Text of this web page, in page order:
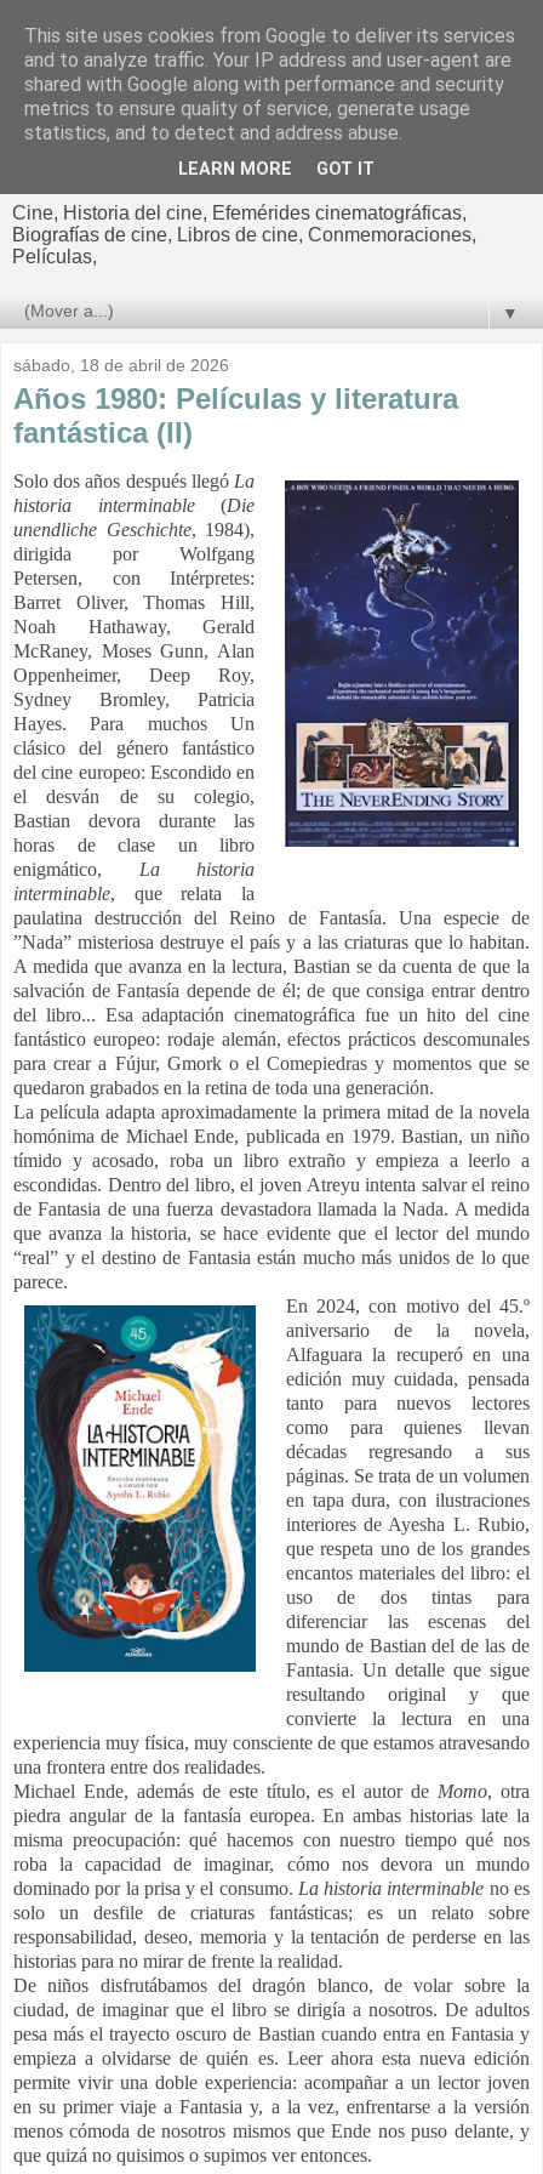
El cultural
cinematográfico de Jorge
Cine, Historia del cine, Efemérides cinematográficas,
Biografías de cine, Libros de cine, Conmemoraciones,
Películas,
▼
sábado, 18 de abril de 2026
Años 1980: Películas y literatura
fantástica (II)
Solo dos años después llegó La
historia interminable(Die
unendliche Geschichte, 1984),
dirigida por Wolfgang
Petersen, con Intérpretes:
Barret Oliver, Thomas Hill,
Noah Hathaway, Gerald
McRaney, Moses Gunn, Alan
Oppenheimer, Deep Roy,
Sydney Bromley, Patricia
Hayes. Para muchos Un
clásico del género fantástico
del cine europeo: Escondido en
el desván de su colegio,
Bastian devora durante las
horas de clase un libro
enigmático, La historia
interminable, que relata la
paulatina destrucción del Reino de Fantasía. Una especie de
”Nada” misteriosa destruye el país y a las criaturas que lo habitan.
A medida que avanza en la lectura, Bastian se da cuenta de que la
salvación de Fantasía depende de él; de que consiga entrar dentro
del libro... Esa adaptación cinematográfica fue un hito del cine
fantástico europeo: rodaje alemán, efectos prácticos descomunales
para crear a Fújur, Gmork o el Comepiedras y momentos que se
quedaron grabados en la retina de toda una generación.
La película adapta aproximadamente la primera mitad de la novela
homónima de Michael Ende, publicada en 1979. Bastian, un niño
tímido y acosado, roba un libro extraño y empieza a leerlo a
escondidas. Dentro del libro, el joven Atreyu intenta salvar el reino
de Fantasia de una fuerza devastadora llamada la Nada. A medida
que avanza la historia, se hace evidente que el lector del mundo
“real” y el destino de Fantasia están mucho más unidos de lo que
parece.
En 2024, con motivo del 45.º
aniversario de la novela,
Alfaguara la recuperó en una
edición muy cuidada, pensada
tanto para nuevos lectores
como para quienes llevan
décadas regresando a sus
páginas. Se trata de un volumen
en tapa dura, con ilustraciones
interiores de Ayesha L. Rubio,
que respeta uno de los grandes
encantos materiales del libro: el
uso de dos tintas para
diferenciar las escenas del
mundo de Bastian del de las de
Fantasia. Un detalle que sigue
resultando original y que
convierte la lectura en una
experiencia muy física, muy consciente de que estamos atravesando
una frontera entre dos realidades.
Michael Ende, además de este título, es el autor de Momo, otra
piedra angular de la fantasía europea. En ambas historias late la
misma preocupación: qué hacemos con nuestro tiempo qué nos
roba la capacidad de imaginar, cómo nos devora un mundo
dominado por la prisa y el consumo. La historia interminable no es
solo un desfile de criaturas fantásticas; es un relato sobre
responsabilidad, deseo, memoria y la tentación de perderse en las
historias para no mirar de frente la realidad.
De niños disfrutábamos del dragón blanco, de volar sobre la
ciudad, de imaginar que el libro se dirigía a nosotros. De adultos
pesa más el trayecto oscuro de Bastian cuando entra en Fantasia y
empieza a olvidarse de quién es. Leer ahora esta nueva edición
permite vivir una doble experiencia: acompañar a un lector joven
en su primer viaje a Fantasia y, a la vez, enfrentarse a la versión
menos cómoda de nosotros mismos que Ende nos puso delante, y
que quizá no quisimos o supimos ver entonces.
This site uses cookies from Google to deliver its services
and to analyze traffic. Your IP address and user-agent are
shared with Google along with performance and security
metrics to ensure quality of service, generate usage
statistics, and to detect and address abuse.
LEARN MORE GOT IT